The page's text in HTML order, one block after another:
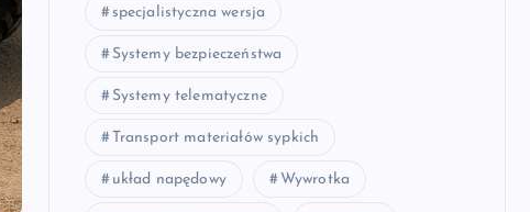
specjalistyczna wersja
Systemy bezpieczeństwa
Systemy telematyczne
Transport materiałów sypkich
układ napędowy Wywrotka